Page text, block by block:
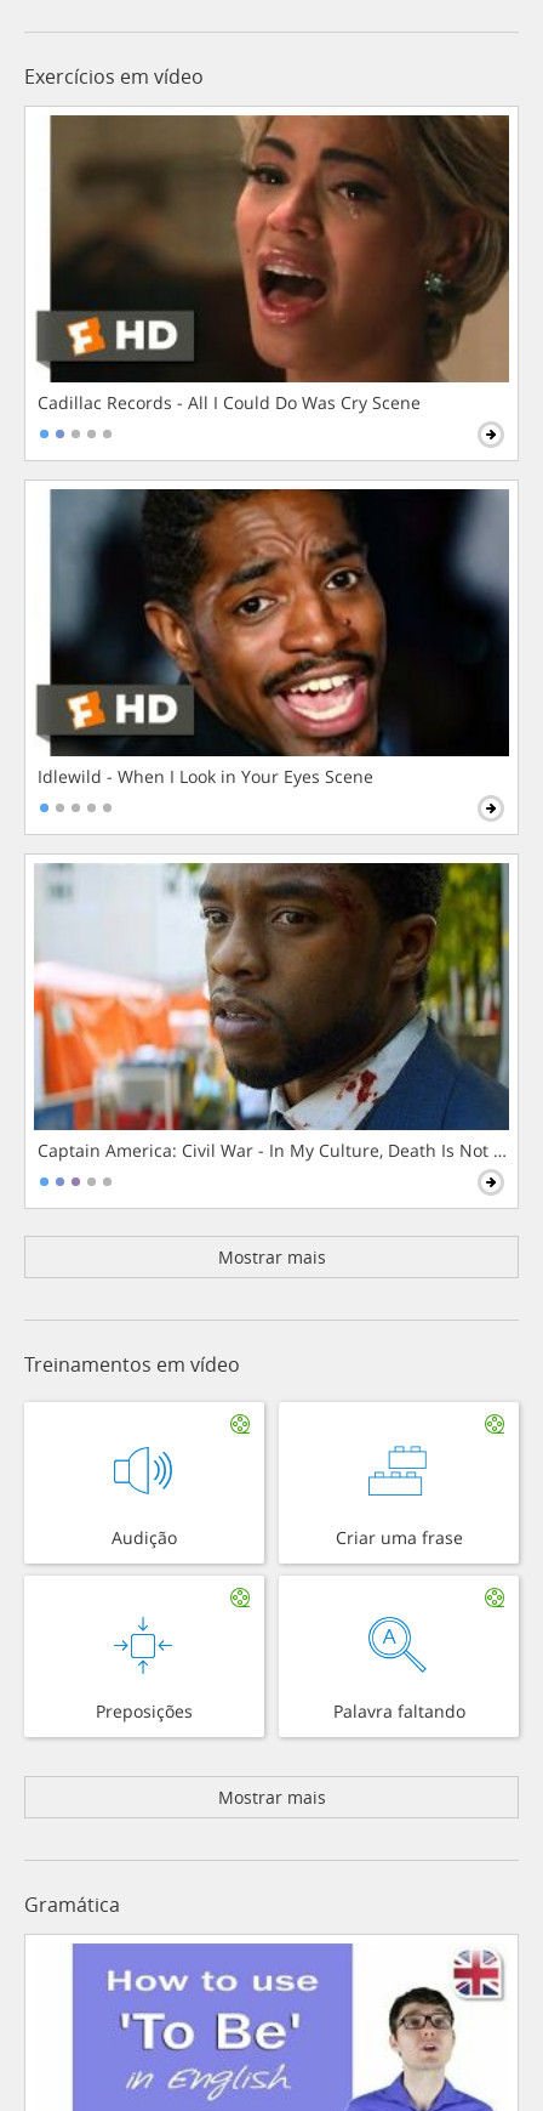
Exercícios em vídeo
Cadillac Records - All I Could Do Was Cry Scene
Idlewild - When I Look in Your Eyes Scene
Captain America: Civil War - In My Culture, Death Is Not The
Mostrar mais
Treinamentos em vídeo
Audição Criar uma frase
Preposições Palavra faltando
Mostrar mais
Gramática